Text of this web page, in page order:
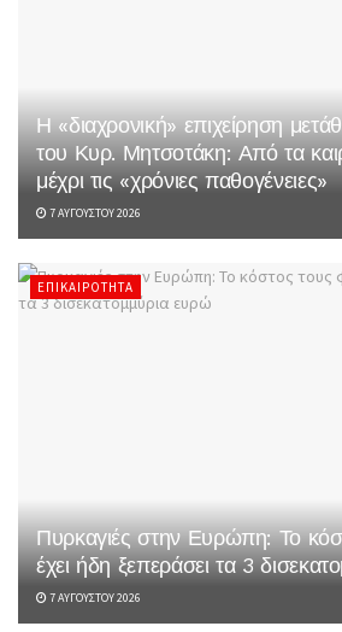
Η «διαχρονική» επιχείρηση
του Κυρ. Μητσοτάκη: Από τα
μέχρι τις «χρόνιες παθογένειες»
7 ΑΥΓΟΎΣΤΟΥ 2026
ΕΠΙΚΑΙΡΌΤΗΤΑ
Πυρκαγιές στην Ευρώπη: Το
έχει ήδη ξεπεράσει τα 3
7 ΑΥΓΟΎΣΤΟΥ 2026